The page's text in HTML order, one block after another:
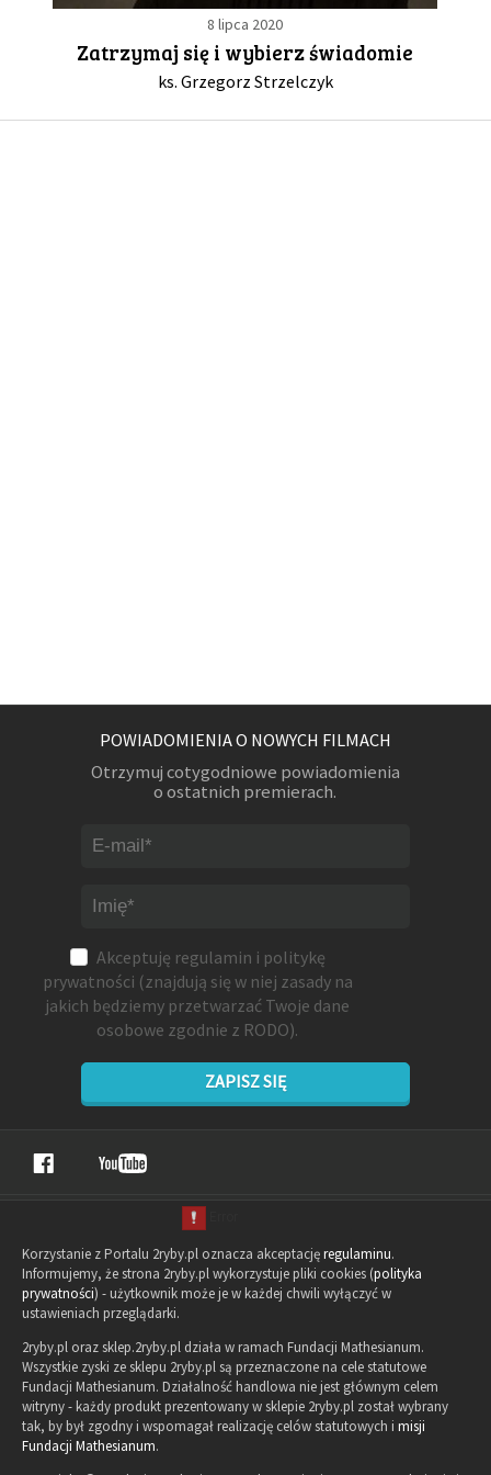
GALERIA
DRUŻYNA
8 lipca 2020
Zatrzymaj się i wybierz świadomie
ks. Grzegorz Strzelczyk
POWIADOMIENIA O NOWYCH FILMACH
Otrzymuj cotygodniowe powiadomienia
o ostatnich premierach.
Akceptuję regulamin i politykę
prywatności (znajdują się w niej zasady na
jakich będziemy przetwarzać Twoje dane
osobowe zgodnie z RODO).
ZAPISZ SIĘ
Korzystanie z Portalu 2ryby.pl oznacza akceptacjęregulaminu.
Informujemy, że strona 2ryby.pl wykorzystuje pliki cookies (polityka
prywatności) - użytkownik może je w każdej chwili wyłączyć w
ustawieniach przeglądarki.
2ryby.pl oraz sklep.2ryby.pl działa w ramach Fundacji Mathesianum.
Wszystkie zyski ze sklepu 2ryby.pl są przeznaczone na cele statutowe
Fundacji Mathesianum. Działalność handlowa nie jest głównym celem
witryny - każdy produkt prezentowany w sklepie 2ryby.pl został wybrany
tak, by był zgodny i wspomagał realizację celów statutowych i misji
Fundacji Mathesianum.